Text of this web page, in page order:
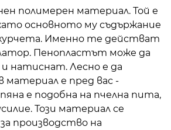
полимерен материал. Той е
основното му съдържание
Именно те действат
Пенопластът може да
натиснат. Лесно е да
материал е пред вас -
е подобна на пчелна пита,
Този материал се
за производство на